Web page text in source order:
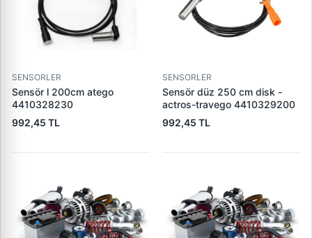
SENSORLER
Sensör l 200cm atego
4410328230
992,45 TL
SENSORLER
Sensör düz 250 cm disk -
actros-travego 4410329200
992,45 TL